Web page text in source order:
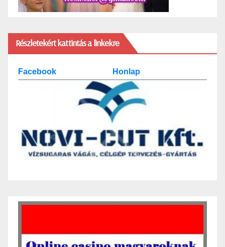
Részletekért kattintás a linkekre
Facebook Honlap